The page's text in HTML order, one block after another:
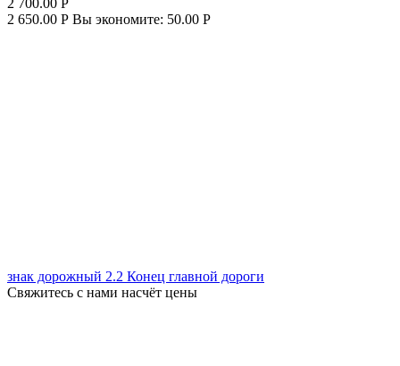
2 650.00 Р Вы экономите: 50.00 Р
знак дорожный 2.2 Конец главной дороги
Свяжитесь с нами насчёт цены